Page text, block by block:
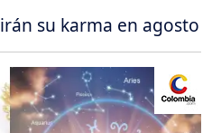
su karma en agosto